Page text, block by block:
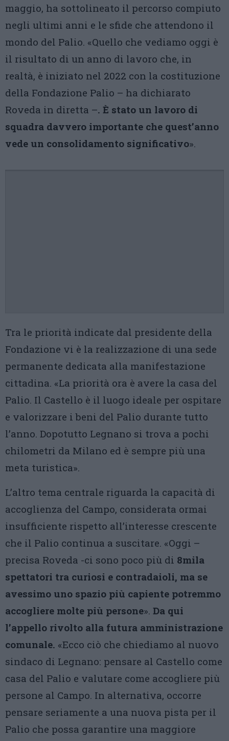
maggio, ha sottolineato il percorso compiuto
negli ultimi anni e le sfide che attendono il
mondo del Palio. «Quello che vediamo oggi è
il risultato di un anno di lavoro che, in
realtà, è iniziato nel 2022 con la costituzione
della Fondazione Palio – ha dichiarato
Roveda in diretta –. È stato un lavoro di
squadra davvero importante che quest’anno
vede un consolidamento significativo».
Tra le priorità indicate dal presidente della
Fondazione vi è la realizzazione di una sede
permanente dedicata alla manifestazione
cittadina. «La priorità ora è avere la casa del
Palio. Il Castello è il luogo ideale per ospitare
e valorizzare i beni del Palio durante tutto
l’anno. Dopotutto Legnano si trova a pochi
chilometri da Milano ed è sempre più una
meta turistica».
L’altro tema centrale riguarda la capacità di
accoglienza del Campo, considerata ormai
insufficiente rispetto all’interesse crescente
che il Palio continua a suscitare. «Oggi –
precisa Roveda -ci sono poco più di 8mila
spettatori tra curiosi e contradaioli, ma se
avessimo uno spazio più capiente potremmo
accogliere molte più persone». Da qui
l’appello rivolto alla futura amministrazione
comunale. «Ecco ciò che chiediamo al nuovo
sindaco di Legnano: pensare al Castello come
casa del Palio e valutare come accogliere più
persone al Campo. In alternativa, occorre
pensare seriamente a una nuova pista per il
Palio che possa garantire una maggiore